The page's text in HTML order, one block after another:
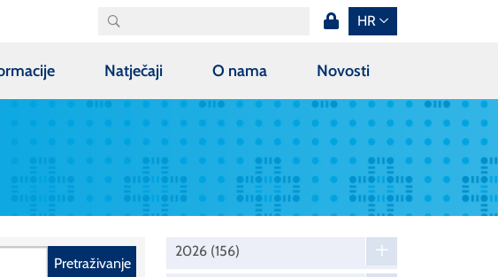
HR
Natječaji O nama Novosti
Pretraživanje
2026 (156)